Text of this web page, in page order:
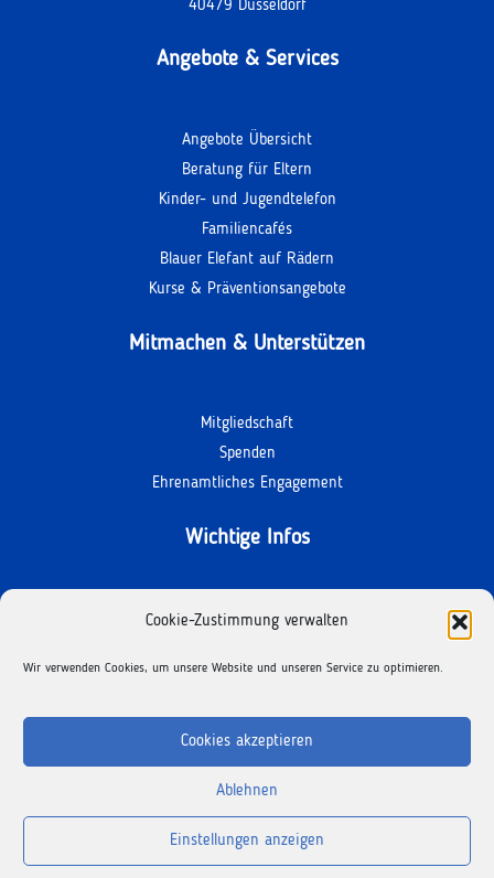
Cookie-Zustimmung verwalten
Wir verwenden Cookies, um unsere Website und unseren Service zu optimieren.
Cookies akzeptieren
Ablehnen
Einstellungen anzeigen
40479 Düsseldorf
Angebote & Services
Angebote Übersicht
Beratung für Eltern
Kinder- und Jugendtelefon
Familiencafés
Blauer Elefant auf Rädern
Kurse & Präventionsangebote
Mitmachen & Unterstützen
Mitgliedschaft
Spenden
Ehrenamtliches Engagement
Wichtige Infos
Kontakt
Facebook
Instagram
Copyright © 2025 Der Kinderschutzbund |Impressum|Datenschutz|
Cookie-Richtlinie|Erklärung zur Barrierefreiheit